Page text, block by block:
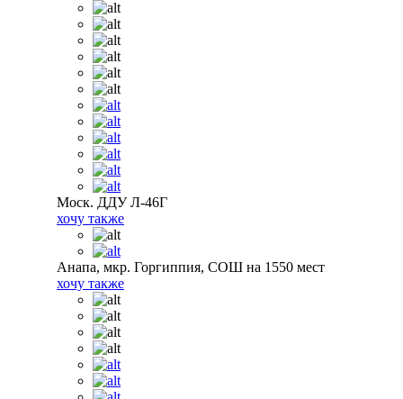
Моск. ДДУ Л-46Г
хочу также
Анапа, мкр. Горгиппия, СОШ на 1550 мест
хочу также